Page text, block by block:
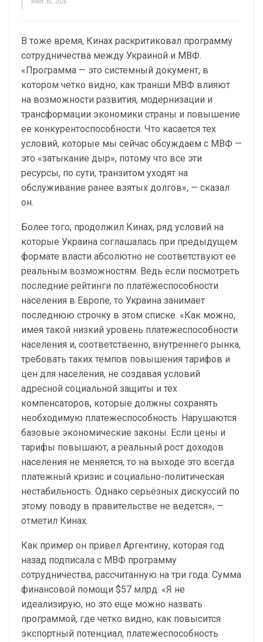
В тоже время, Кинах раскритиковал программу
сотрудничества между Украиной и МВФ.
«Программа — это системный документ, в
котором четко видно, как транши МВФ влияют
на возможности развития, модернизации и
трансформации экономики страны и повышение
ее конкурентоспособности. Что касается тех
условий, которые мы сейчас обсуждаем с МВФ —
это «затыкание дыр», потому что все эти
ресурсы, по сути, транзитом уходят на
обслуживание ранее взятых долгов», — сказал
он.
Более того, продолжил Кинах, ряд условий на
которые Украина соглашалась при предыдущем
формате власти абсолютно не соответствуют ее
реальным возможностям. Ведь если посмотреть
последние рейтинги по платёжеспособности
населения в Европе, то Украина занимает
последнюю строчку в этом списке. «Как можно,
имея такой низкий уровень платежеспособности
населения и, соответственно, внутреннего рынка,
требовать таких темпов повышения тарифов и
цен для населения, не создавая условий
адресной социальной защиты и тех
компенсаторов, которые должны сохранять
необходимую платежеспособность. Нарушаются
базовые экономические законы. Если цены и
тарифы повышают, а реальный рост доходов
населения не меняется, то на выходе это всегда
платежный кризис и социально-политическая
нестабильность. Однако серьёзных дискуссий по
этому поводу в правительстве не ведется», —
отметил Кинах.
Как пример он привел Аргентину, которая год
назад подписала с МВФ программу
сотрудничества, рассчитанную на три года. Сумма
финансовой помощи $57 млрд. «Я не
идеализирую, но это еще можно назвать
программой, где четко видно, как повысится
экспортный потенциал, платежеспособность